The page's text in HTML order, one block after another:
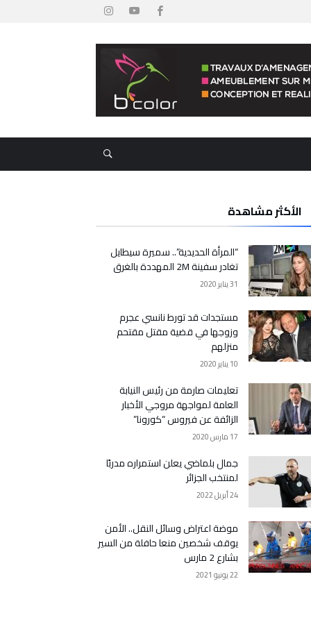
الأكثر مشاهدة
“المرأة الحديدية”.. سميرة سيطايل
تغادر سفينة 2M المهددة بالغرق
31 يناير 2020
مستجدات قد تورط نانسي عجرم
وزوجها في قضية مقتل مقتحم
منزلهم
10 يناير 2020
تعليمات صارمة من رئيس النيابة
العامة لمواجهة مروجي الأخبار
الزائفة عن فيروس “كورونا”
17 مارس 2020
جمال بلماضي يعلن استمراره مدربًا
لمنتخب الجزائر
24 أبريل 2022
موضة اعتراض وسائل النقل.. الأمن
يوقف شخصين منعا حافلة من السير
بشارع 2 مارس
22 يونيو 2021